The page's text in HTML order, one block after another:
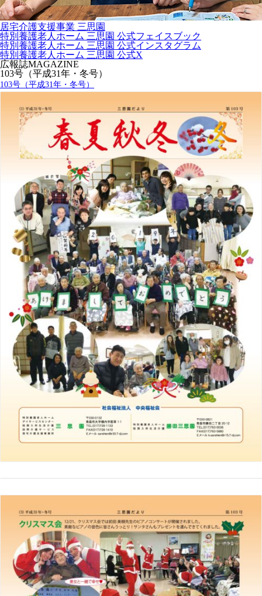
居宅介護支援事業 三思園
特別養護老人ホーム 三思園 公式フェイスブック
特別養護老人ホーム 三思園 公式インスタグラム
特別養護老人ホーム 三思園 公式X
広報誌MAGAZINE
103号（平成31年・冬号）
103号（平成31年・冬号）